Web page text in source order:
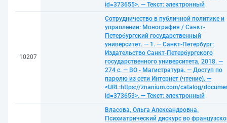
id=373655>. — Текст: электронный
10207
Сотрудничество в публичной политике и
управлении: Монография / Санкт-
Петербургский государственный
университет. — 1. — Санкт-Петербург:
Издательство Санкт-Петербургского
государственного университета, 2018. —
274 с. — ВО - Магистратура. — Доступ по
паролю из сети Интернет (чтение). —
<URL:https://znanium.com/catalog/
id=373653>. — Текст: электронный
Власова, Ольга Александровна.
Психиатрический дискурс во